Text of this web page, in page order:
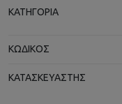
ΚΑΤΗΓΟΡΊΑ
ΚΩΔΙΚΌΣ
ΚΑΤΑΣΚΕΥΑΣΤΉΣ